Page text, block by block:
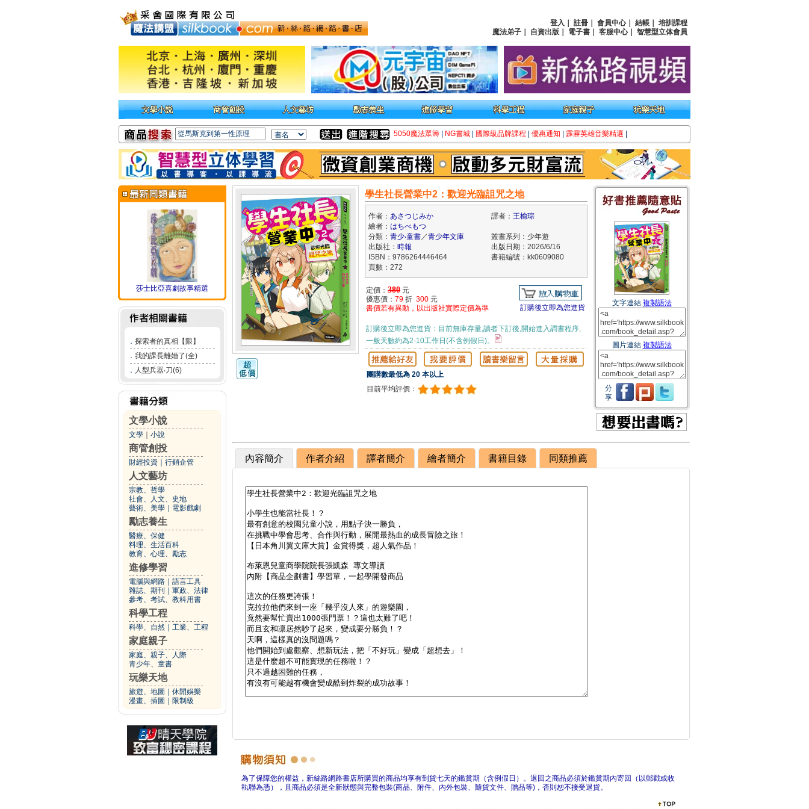
登入 註冊 會員中心｜ 結帳
培訓課程
魔法弟子
自資出版 電子書 客服中心｜ 智慧型立体會員
5050魔法眾籌 NG書城 國際級品牌課程 優惠通知 霹靂英雄音樂精選
莎士比亞喜劇故事精選
． 探索者的真相【限】
． 我的課長離婚了(全)
． 人型兵器‧刀(6)
文學小說
文學 小說
商管創投
財經投資 行銷企管
人文藝坊
宗教、哲學
社會、人文、史地
藝術、美學
電影戲劇
勵志養生
醫療、保健
料理、生活百科
教育、心理、勵志
進修學習
電腦與網路
語言工具
雜誌、期刊
軍政、法律
參考、考試、教科用書
科學工程
科學、自然 工業、工程
家庭親子
家庭、親子、人際
青少年、童書
玩樂天地
旅遊、地圖
休閒娛樂
漫畫、插圖
限制級
學生社長營業中2：歡迎光臨詛咒之地
作者： あさつじみか 譯者： 王榆琮
繪者： はちべもつ
分類： 青少‧童書／青少年文庫
叢書系列：少年遊
出版社： 時報
出版日期：2026/6/16
ISBN：9786264446464
書籍編號：kk0609080
頁數：272
定價： 380 元
優惠價： 79 折 300 元
書價若有異動，以出版社實際定價為準
訂購後立即為您進貨
訂購後立即為您進貨：目前無庫存量,讀者下訂後,開始進入調書程序,
一般天數約為2-10工作日(不含例假日)。
團購數最低為 20 本以上
目前平均評價：
文字連結 複製語法
圖片連結 複製語法
分
享
內容簡介 作者介紹 譯者簡介 繪者簡介 書籍目錄 同類推薦
為了保障您的權益，新絲路網路書店所購買的商品均享有到貨七天的鑑賞期（含例假日）。退回之商品必須於鑑賞期內寄回（以郵戳或收
執聯為憑），且商品必須是全新狀態與完整包裝(商品、附件、內外包裝、隨貨文件、贈品等)，否則恕不接受退貨。